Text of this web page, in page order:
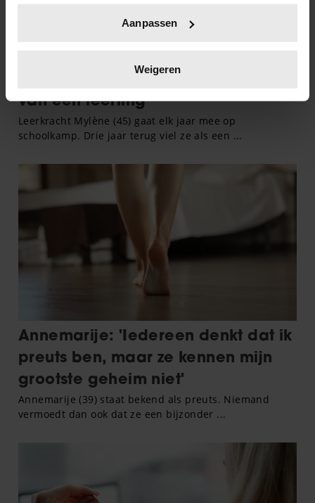
scannen op specifieke eigenschappen (fingerprinting)
verwerkt en stel uw voorkeuren in het
intrekken in de Cookieverklaring.
We gebruiken cookies om content en advertenties te
en om ons websiteverkeer te analyseren. Ook delen we
informatie over uw gebruik van onze site met onze
partners voor social media, adverteren en analyse. Deze
partners kunnen deze gegevens combineren met andere
informatie die u aan ze heeft verstrekt of die ze hebben
verzameld op basis van uw gebruik van hun services. U
gaat akkoord met onze cookies als u onze website blijft
Aanpassen
Weigeren